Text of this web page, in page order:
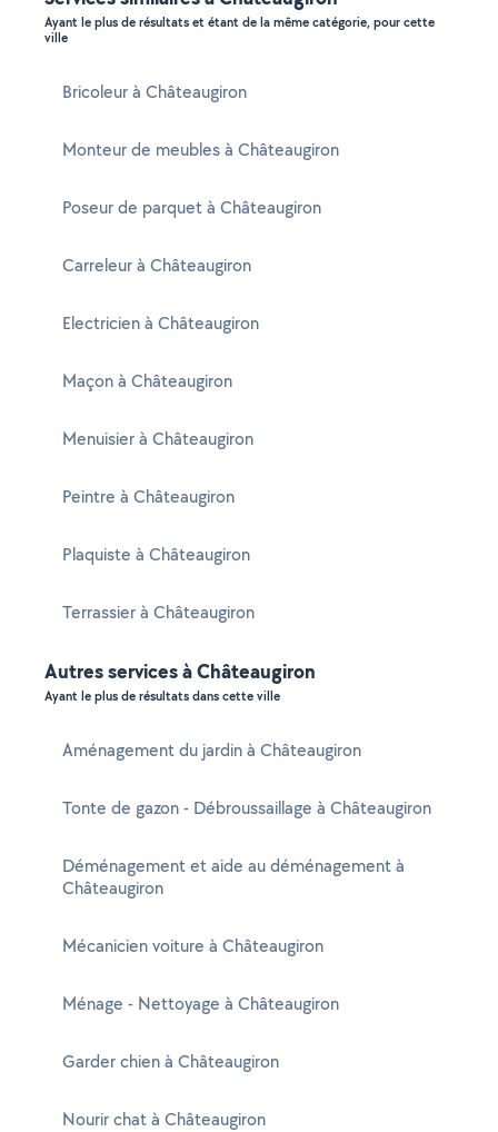
Ayant le plus de résultats et étant de la même catégorie, pour cette
ville
Bricoleur à Châteaugiron
Monteur de meubles à Châteaugiron
Poseur de parquet à Châteaugiron
Carreleur à Châteaugiron
Electricien à Châteaugiron
Maçon à Châteaugiron
Menuisier à Châteaugiron
Peintre à Châteaugiron
Plaquiste à Châteaugiron
Terrassier à Châteaugiron
Autres services à Châteaugiron
Ayant le plus de résultats dans cette ville
Aménagement du jardin à Châteaugiron
Tonte de gazon - Débroussaillage à Châteaugiron
Déménagement et aide au déménagement à
Châteaugiron
Mécanicien voiture à Châteaugiron
Ménage - Nettoyage à Châteaugiron
Garder chien à Châteaugiron
Nourir chat à Châteaugiron